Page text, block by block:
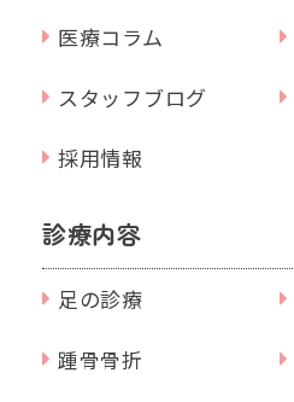
医療コラム
スタッフブログ
採用情報
診療内容
足の診療
踵骨骨折